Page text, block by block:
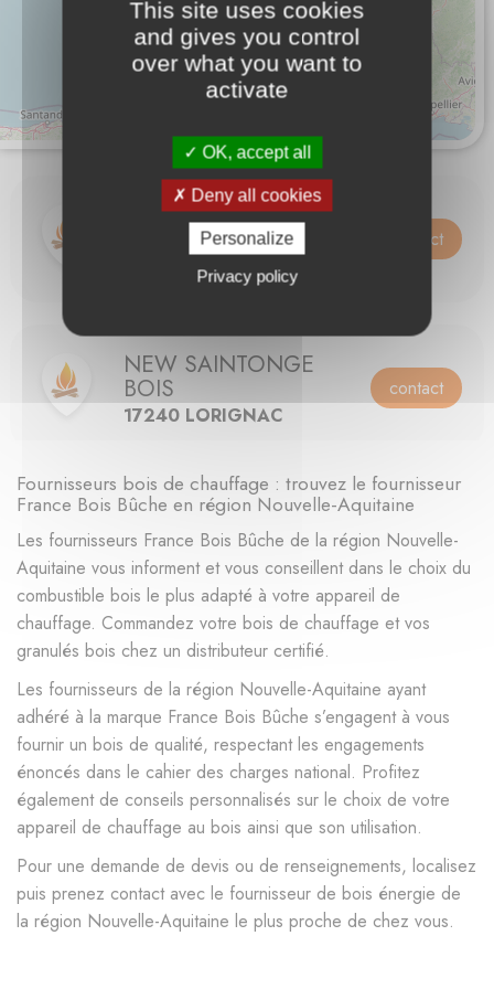
LEPINOIS BOIS
INDUSTRIE (LBI)
86300 CHAUVIGNY
contact
NEW SAINTONGE
BOIS
17240 LORIGNAC
contact
PAGATXA
64310 SAINT PEE SUR
NIVELLE
contact
SARL BOIS
ENVIRONNEMENT
ENERGIES
86370 VIVONNE
contact
SAS BAILLET
40320 SAMADET
Fournisseurs bois de chauffage : trouvez le fournisseur
France Bois Bûche en région Nouvelle-Aquitaine
Les fournisseurs France Bois Bûche de la région Nouvelle-
Aquitaine vous informent et vous conseillent dans le choix du
combustible bois le plus adapté à votre appareil de
chauffage. Commandez votre bois de chauffage et vos
granulés bois chez un distributeur certifié.
Les fournisseurs de la région Nouvelle-Aquitaine ayant
adhéré à la marque France Bois Bûche s’engagent à vous
fournir un bois de qualité, respectant les engagements
énoncés dans le cahier des charges national. Profitez
également de conseils personnalisés sur le choix de votre
appareil de chauffage au bois ainsi que son utilisation.
Pour une demande de devis ou de renseignements, localisez
puis prenez contact avec le fournisseur de bois énergie de
la région Nouvelle-Aquitaine le plus proche de chez vous.
This site uses cookies
and gives you control
over what you want to
activate
OK, accept all
Deny all cookies
Personalize
Privacy policy